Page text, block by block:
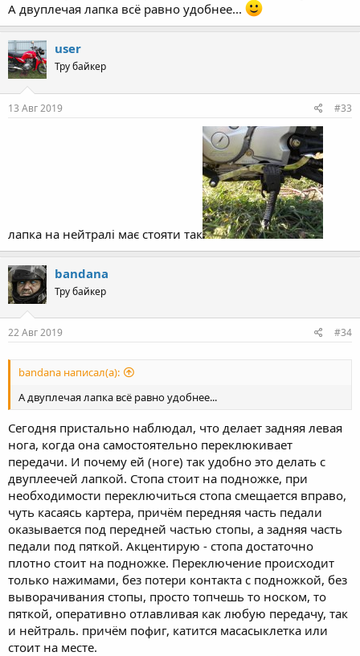
А двуплечая лапка всё равно удобнее...
user
Тру байкер
13 Авг 2019 #33
лапка на нейтралі має стояти так
bandana
Тру байкер
22 Авг 2019 #34
bandana написал(а):
А двуплечая лапка всё равно удобнее...
Сегодня пристально наблюдал, что делает задняя левая
нога, когда она самостоятельно переклюкивает
передачи. И почему ей (ноге) так удобно это делать с
двуплеечей лапкой. Стопа стоит на подножке, при
необходимости переключиться стопа смещается вправо,
чуть касаясь картера, причём передняя часть педали
оказывается под передней частью стопы, а задняя часть
педали под пяткой. Акцентирую - стопа достаточно
плотно стоит на подножке. Переключение происходит
только нажимами, без потери контакта с подножкой, без
выворачивания стопы, просто топчешь то носком, то
пяткой, оперативно отлавливая как любую передачу, так
и нейтраль. причём пофиг, катится масасыклетка или
стоит на месте.